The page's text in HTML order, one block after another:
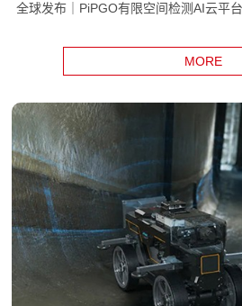
全球发布｜PiPGO有限空间检测AI云平
MORE